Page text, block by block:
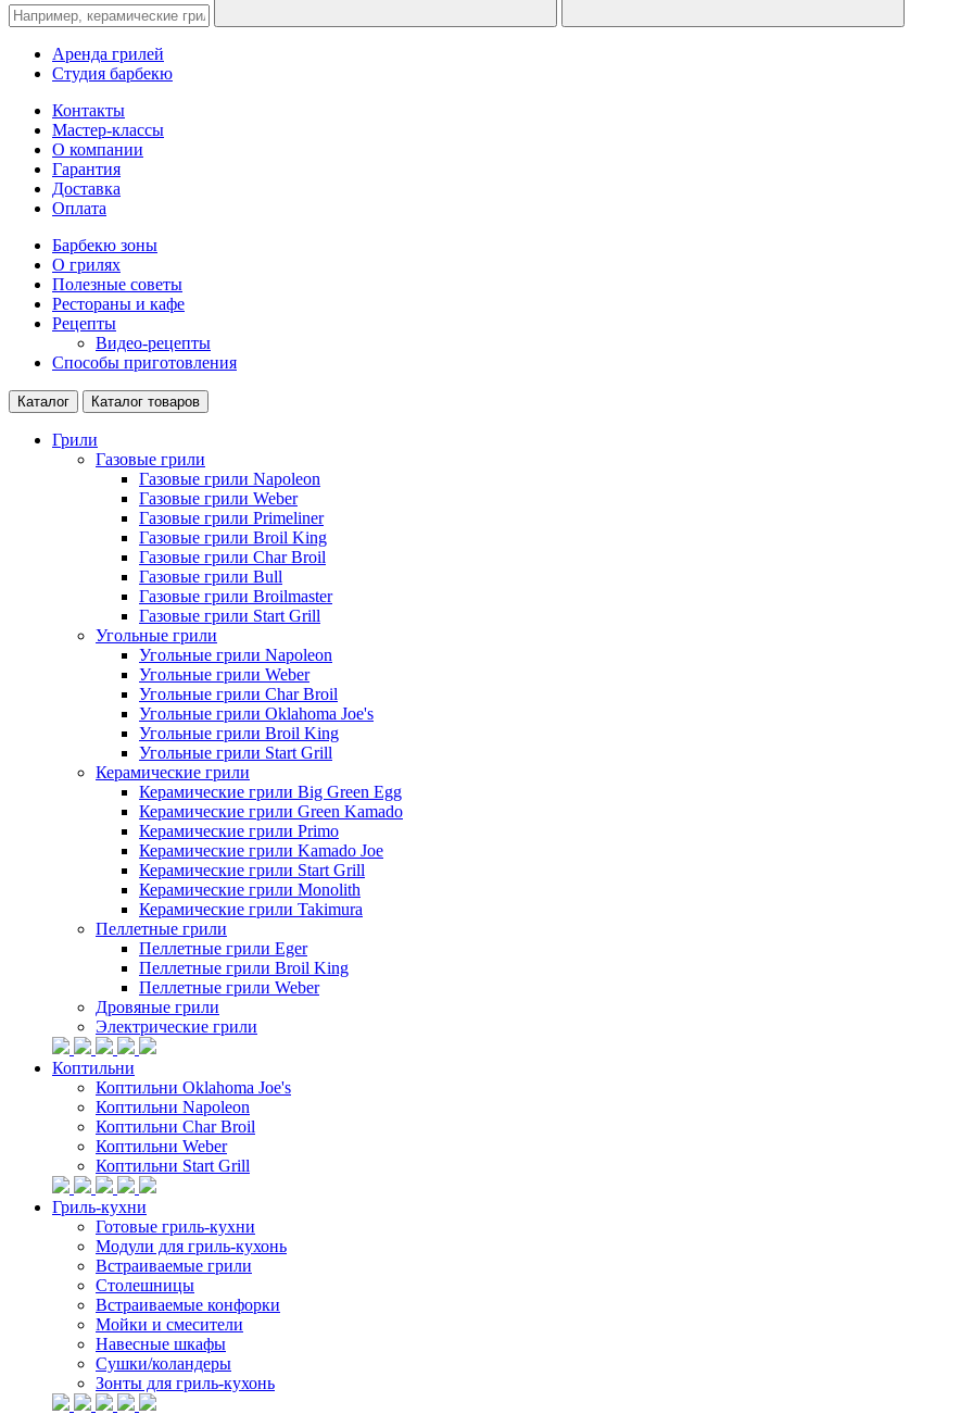
Аренда грилей
Студия барбекю
Контакты
Мастер-классы
О компании
Гарантия
Доставка
Оплата
Барбекю зоны
О грилях
Полезные советы
Рестораны и кафе
Рецепты
Видео-рецепты
Способы приготовления
Каталог Каталог товаров
Грили
Газовые грили
Газовые грили Napoleon
Газовые грили Weber
Газовые грили Primeliner
Газовые грили Broil King
Газовые грили Char Broil
Газовые грили Bull
Газовые грили Broilmaster
Газовые грили Start Grill
Угольные грили
Угольные грили Napoleon
Угольные грили Weber
Угольные грили Char Broil
Угольные грили Oklahoma Joe's
Угольные грили Broil King
Угольные грили Start Grill
Керамические грили
Керамические грили Big Green Egg
Керамические грили Green Kamado
Керамические грили Primo
Керамические грили Kamado Joe
Керамические грили Start Grill
Керамические грили Monolith
Керамические грили Takimura
Пеллетные грили
Пеллетные грили Eger
Пеллетные грили Broil King
Пеллетные грили Weber
Дровяные грили
Электрические грили
Коптильни
Коптильни Oklahoma Joe's
Коптильни Napoleon
Коптильни Char Broil
Коптильни Weber
Коптильни Start Grill
Гриль-кухни
Готовые гриль-кухни
Модули для гриль-кухонь
Встраиваемые грили
Столешницы
Встраиваемые конфорки
Мойки и смесители
Навесные шкафы
Сушки/коландеры
Зонты для гриль-кухонь